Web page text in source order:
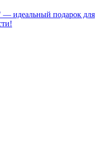
идеальный подарок для